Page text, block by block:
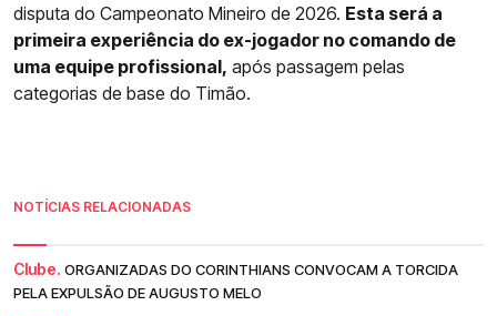
disputa do Campeonato Mineiro de 2026. Esta será a
primeira experiência do ex-jogador no comando de
uma equipe profissional, após passagem pelas
categorias de base do Timão.
NOTÍCIAS RELACIONADAS
Clube. ORGANIZADAS DO CORINTHIANS CONVOCAM A TORCIDA
PELA EXPULSÃO DE AUGUSTO MELO